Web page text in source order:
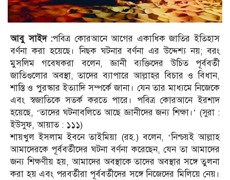
আবু সাইদ :পবিত্র কোরআনে আগের একাধিক জাতির ইতিহাস
বর্ণনা করা হয়েছে। নিছক ঘটনার বর্ণনা এর উদ্দেশ্য নয়; বরং
মুসলিম গবেষকরা বলেন, জ্ঞানী ব্যক্তিদের উচিত পূর্ববর্তী
জাতিগুলোর অবস্থা, তাদের ব্যাপারে আল্লাহর বিচার ও বিধান,
শাস্তি ও পুরস্কার ইত্যাদি সম্পর্কে জানা। যেন তার মাধ্যমে নিজেকে
এবং স্বজাতিকে সতর্ক করতে পারে। পবিত্র কোরআনে ইরশাদ
হয়েছে, ‘তাদের ঘটনাবলিতে আছে জ্ঞানীদের জন্য শিক্ষা।’ (সুরা :
ইউসুফ, আয়াত : ১১১)
শায়খুল ইসলাম ইবনে তাইমিয়া (রহ.) বলেন, ‘নিশ্চয়ই আল্লাহ
আমাদেরকে পূর্ববর্তীদের ঘটনা বর্ণনা করেছেন, যেন তা আমাদের
জন্য শিক্ষণীয় হয়, আমাদের অবস্থাকে তাদের অবস্থার সঙ্গে তুলনা
করা হয় এবং পরবর্তীরা পূর্ববর্তীদের সঙ্গে নিজেদের মিলিয়ে নেয়।